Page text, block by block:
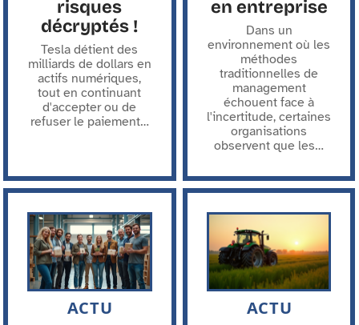
risques
décryptés !
Tesla détient des
milliards de dollars en
actifs numériques,
tout en continuant
d'accepter ou de
refuser le paiement…
en entreprise
Dans un
environnement où les
méthodes
traditionnelles de
management
échouent face à
l'incertitude, certaines
organisations
observent que les…
ACTU ACTU